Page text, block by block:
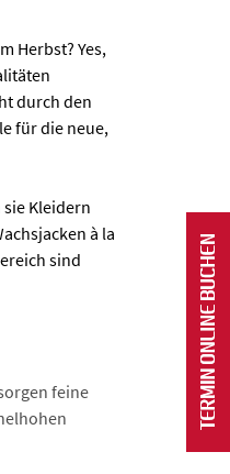
Herbst? Yes,
durch den
für die neue,
Kleidern
à la
sind
feine